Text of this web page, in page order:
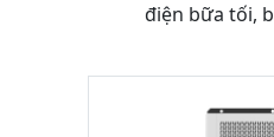
điện bữa tối,